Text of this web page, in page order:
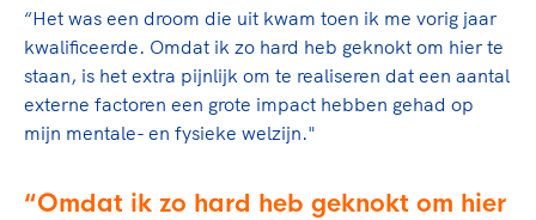
“Het was een droom die uit kwam toen ik me vorig jaar
kwalificeerde. Omdat ik zo hard heb geknokt om hier te
staan, is het extra pijnlijk om te realiseren dat een aantal
externe factoren een grote impact hebben gehad op
mijn mentale- en fysieke welzijn."
Omdat ik zo hard heb geknokt om hier